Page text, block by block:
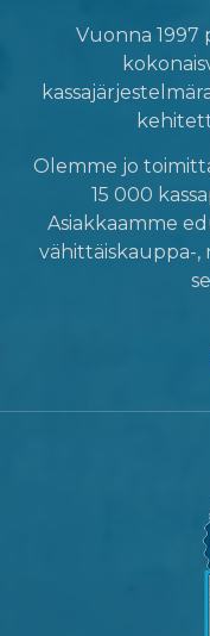
Vuonna
Olemme jo
15 000
Asiakkaamme
vähittäiskauppa-,